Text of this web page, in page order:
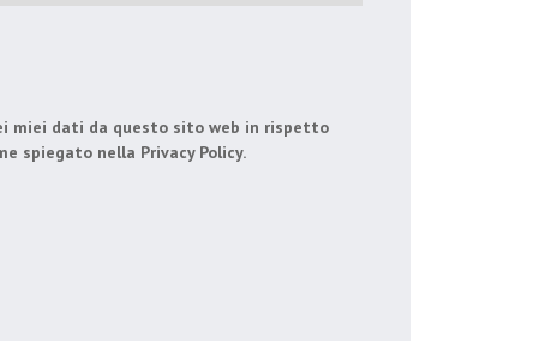
miei dati da questo sito web in rispetto
spiegato nella Privacy Policy.